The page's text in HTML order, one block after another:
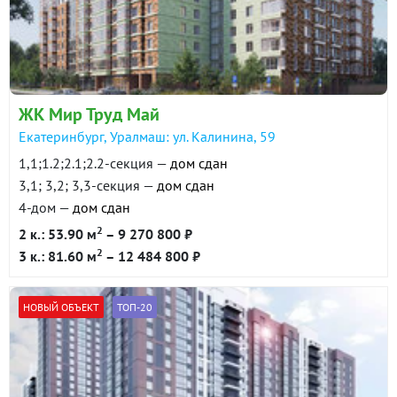
в продаже 93700 ₽/м²
Показать всю историю: 12 предложений →
ЖК Мир Труд Май
Екатеринбург, Уралмаш: ул. Калинина, 59
1,1;1.2;2.1;2.2-секция — дом сдан
3,1; 3,2; 3,3-секция — дом сдан
4-дом — дом сдан
2 к.: 53.90 м2 – 9 270 800 ₽
3 к.: 81.60 м2 – 12 484 800 ₽
НОВЫЙ ОБЪЕКТ ТОП-20